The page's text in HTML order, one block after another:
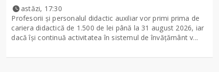
astăzi, 17:30
Profesorii și personalul didactic auxiliar vor primi prima de
cariera didactică de 1.500 de lei până la 31 august 2026, iar
dacă își continuă activitatea în sistemul de învățământ v...